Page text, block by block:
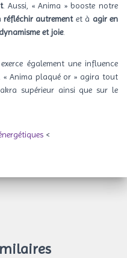
. Aussi, « Anima » booste notre
réfléchir autrementet à agir en
et joie.
également une influence
Anima plaqué or » agira tout
supérieur ainsi que sur le
<